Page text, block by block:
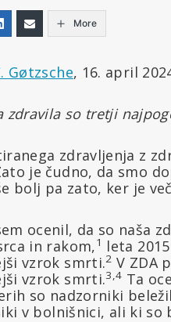
More
Gøtzsche, 16. april
zdravila so tretji
zdravljenja z
je čudno, da smo
bolj pa zato, ker je
ocenil, da so naša
in rakom,1 leta
vzrok smrti.2 V ZDA
vzrok smrti.3,4 Ta
so nadzorniki
v bolnišnici, ali ki so